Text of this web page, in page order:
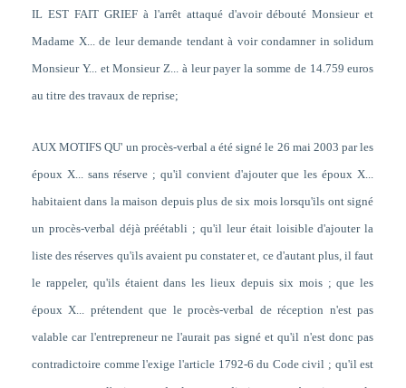
IL EST FAIT GRIEF à l'arrêt attaqué d'avoir débouté Monsieur et
Madame X... de leur demande tendant à voir condamner in solidum
Monsieur Y... et Monsieur Z... à leur payer la somme de 14.759 euros
au titre des travaux de reprise;
AUX MOTIFS QU' un procès-verbal a été signé le 26 mai 2003 par les
époux X... sans réserve ; qu'il convient d'ajouter que les époux X...
habitaient dans la maison depuis plus de six mois lorsqu'ils ont signé
un procès-verbal déjà préétabli ; qu'il leur était loisible d'ajouter la
liste des réserves qu'ils avaient pu constater et, ce d'autant plus, il faut
le rappeler, qu'ils étaient dans les lieux depuis six mois ; que les
époux X... prétendent que le procès-verbal de réception n'est pas
valable car l'entrepreneur ne l'aurait pas signé et qu'il n'est donc pas
contradictoire comme l'exige l'article 1792-6 du Code civil ; qu'il est